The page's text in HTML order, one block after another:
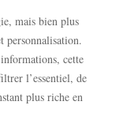
mais bien plus
cette
l’essentiel, de
plus riche en